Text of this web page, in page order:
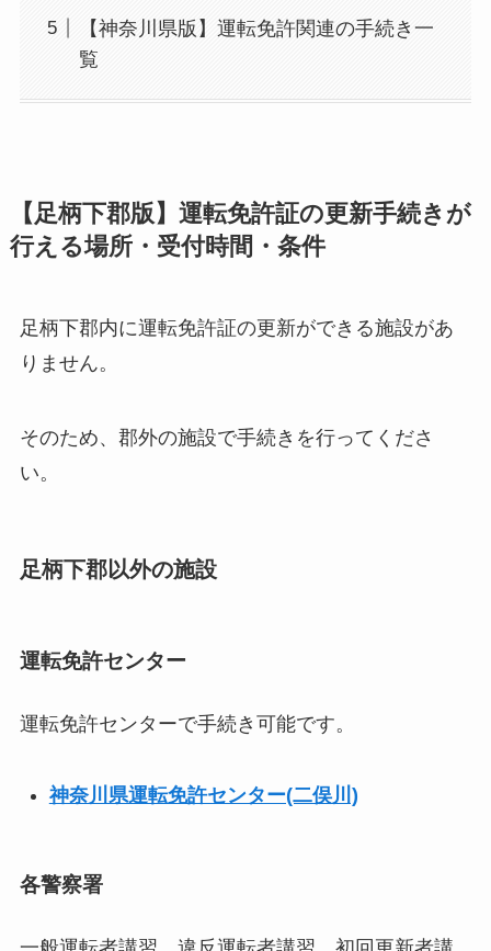
【神奈川県版】運転免許関連の手続き一
覧
【足柄下郡版】運転免許証の更新手続きが
行える場所・受付時間・条件
足柄下郡内に運転免許証の更新ができる施設があ
りません。
そのため、郡外の施設で手続きを行ってくださ
い。
足柄下郡以外の施設
運転免許センター
運転免許センターで手続き可能です。
神奈川県運転免許センター(二俣川)
各警察署